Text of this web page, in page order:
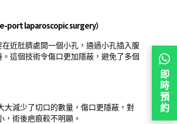
port laparoscopic surgery）
近肚臍處開一個小孔，通過小孔插入腹
這個技術令傷口更加隱蔽，避免了多個
大減少了切口的數量，傷口更隱蔽，對
，術後疤痕較不明顯。
即
時
預
約